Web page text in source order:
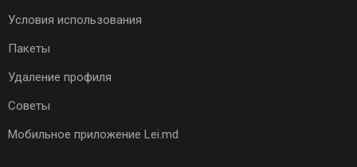
Условия использования
Пакеты
Удаление профиля
Советы
Мобильное приложение Lei.md